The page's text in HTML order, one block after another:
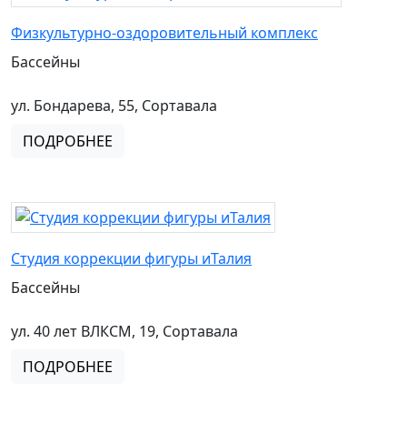
Физкультурно-оздоровительный комплекс
Бассейны
ул. Бондарева, 55, Сортавала
ПОДРОБНЕЕ
Студия коррекции фигуры иТалия
Бассейны
ул. 40 лет ВЛКСМ, 19, Сортавала
ПОДРОБНЕЕ